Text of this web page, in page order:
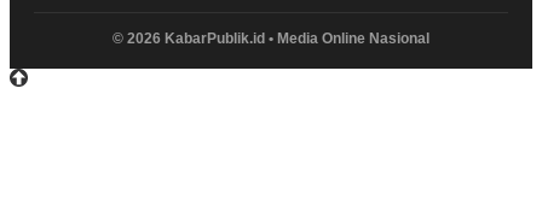
© 2026 KabarPublik.id • Media Online Nasional